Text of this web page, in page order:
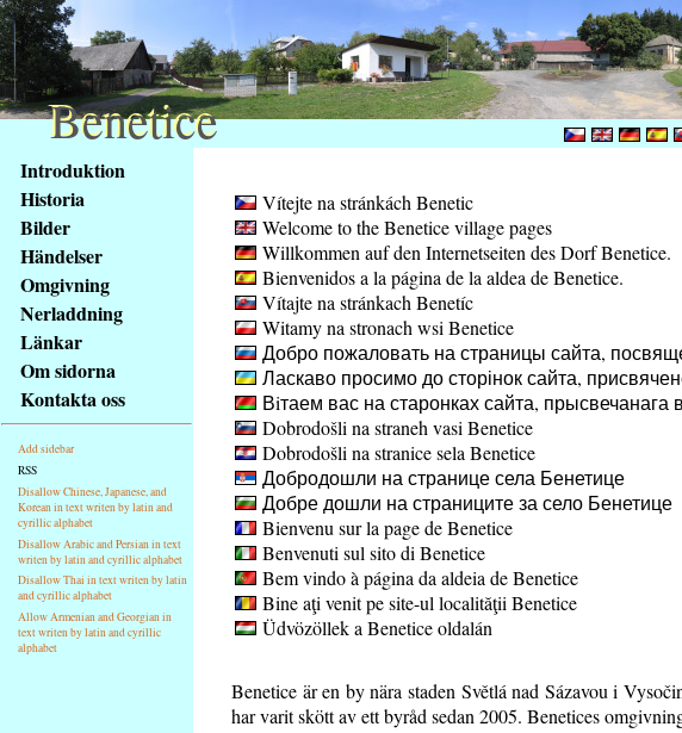
obsah
stránky
Klávesové
zkratky
tomto
webu
základní
Hlavní
strana
Introduktion
Historia
Bilder
Händelser
Omgivning
Nerladdning
Länkar
Om sidorna
Kontakta oss
Add sidebar
RSS
Disallow Chinese, Japanese, and
Korean in text writen by latin and
cyrillic alphabet
Disallow Arabic and Persian in text
writen by latin and cyrillic alphabet
Disallow Thai in text writen by latin
and cyrillic alphabet
Allow Armenian and Georgian in
text writen by latin and cyrillic
alphabet
Vítejte na stránkách Benetic
Welcome to the Benetice village pages
Willkommen auf den Internetseiten des Dorf Benetice.
Bienvenidos a la página de la aldea de Benetice.
Vítajte na stránkach Benetíc
Witamy na stronach wsi Benetice
Добро пожаловать на страницы сайта,
Ласкаво просимо до сторінок сайта,
Вiтаем вас на старонках сайта, прысвечанага
Dobrodošli na straneh vasi Benetice
Dobrodošli na stranice sela Benetice
Добродошли на странице села Бенетице
Добре дошли на страниците за село Бенетице
Bienvenu sur la page de Benetice
Benvenuti sul sito di Benetice
Bem vindo à página da aldeia de Benetice
Bine aţi venit pe site-ul localităţii Benetice
Üdvözöllek a Benetice oldalán
Benetice är en by nära staden Světlá nad Sázavou i
har varit skött av ett byråd sedan 2005. Benetices
Benetice
Benetice